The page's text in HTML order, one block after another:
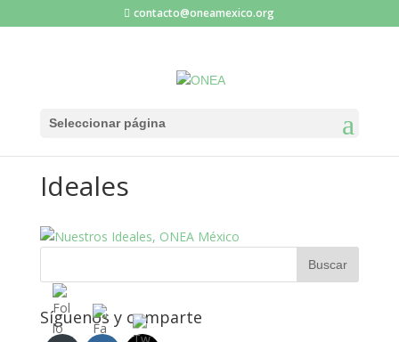
contacto@oneamexico.org
Seleccionar página
Ideales
Síguenos y comparte